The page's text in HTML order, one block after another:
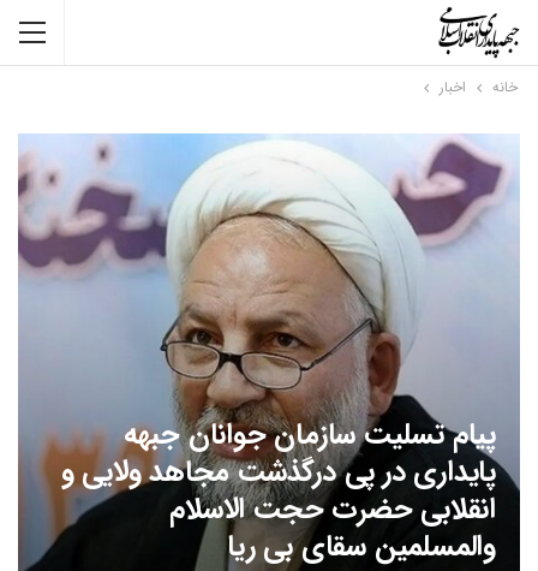
خانه اخبار
پیام تسلیت سازمان جوانان جبهه
پایداری در پی درگذشت مجاهد ولایی و
انقلابی حضرت حجت الاسلام
والمسلمین سقای بی ریا